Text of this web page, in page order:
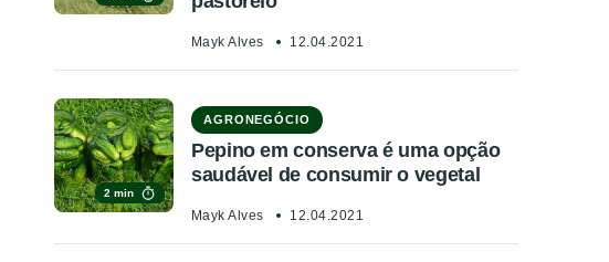
Mayk Alves 12.04.2021
2 min
AGRONEGÓCIO
Pepino em conserva é uma opção
saudável de consumir o vegetal
Mayk Alves 12.04.2021